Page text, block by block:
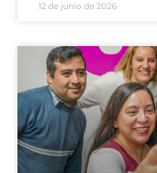
12 de junio de 2026